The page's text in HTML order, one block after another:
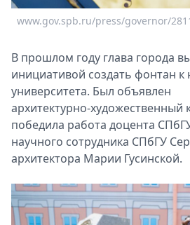
www.gov.spb.ru/press/governor/
В прошлом году глава города
инициативой создать фонтан
университета. Был объявлен
архитектурно‑художественный
победила работа доцента
научного сотрудника СПбГУ
архитектора Марии Гусинской.